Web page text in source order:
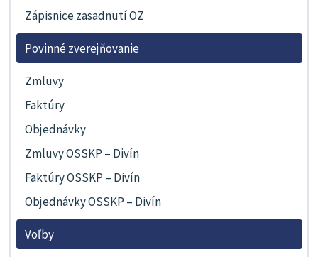
Zápisnice zasadnutí OZ
Povinné zverejňovanie
Zmluvy
Faktúry
Objednávky
Zmluvy OSSKP – Divín
Faktúry OSSKP – Divín
Objednávky OSSKP – Divín
Voľby